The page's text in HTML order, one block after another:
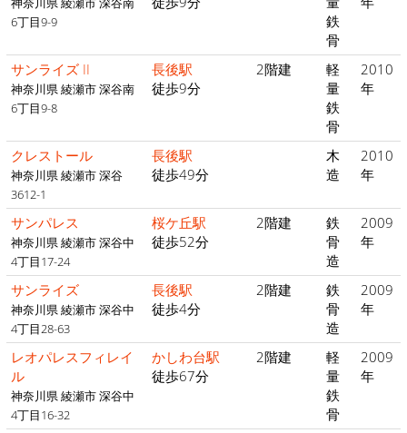
6丁目9-9
鉄
骨
サンライズ II
神奈川県 綾瀬市 深谷南
6丁目9-8
長後駅
徒歩9分
2階建
軽
量
鉄
骨
2010
年
クレストール
神奈川県 綾瀬市 深谷
3612-1
長後駅
徒歩49分
木
造
2010
年
サンパレス
神奈川県 綾瀬市 深谷中
4丁目17-24
桜ケ丘駅
徒歩52分
2階建
鉄
骨
造
2009
年
サンライズ
神奈川県 綾瀬市 深谷中
4丁目28-63
長後駅
徒歩4分
2階建
鉄
骨
造
2009
年
レオパレスフィレイ
ル
神奈川県 綾瀬市 深谷中
4丁目16-32
かしわ台駅
徒歩67分
2階建
軽
量
鉄
骨
2009
年